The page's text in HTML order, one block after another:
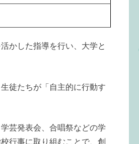
かした指導を行い、大学と
徒たちが「自主的に行動す
芸発表会、合唱祭などの学
行事に取り組むことで、創